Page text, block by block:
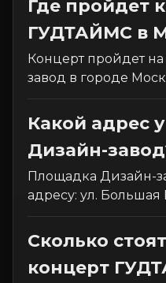
Где пройдет
ГУДТАЙМС в
Концерт пройдет
завод в городе
Какой адрес
Дизайн-
Площадка Дизайн-
адресу: ул. Большая
Сколько
концерт